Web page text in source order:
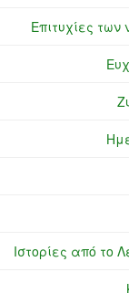
Επιτυχίες
Ιστορίες από το